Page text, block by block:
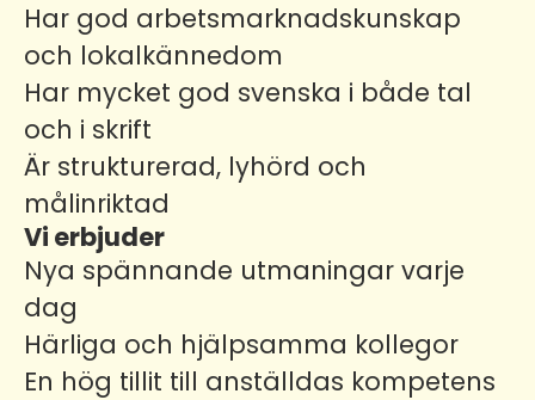
Har god arbetsmarknadskunskap
och lokalkännedom
Har mycket god svenska i både tal
och i skrift
Är strukturerad, lyhörd och
målinriktad
Vi erbjuder
Nya spännande utmaningar varje
dag
Härliga och hjälpsamma kollegor
En hög tillit till anställdas kompetens